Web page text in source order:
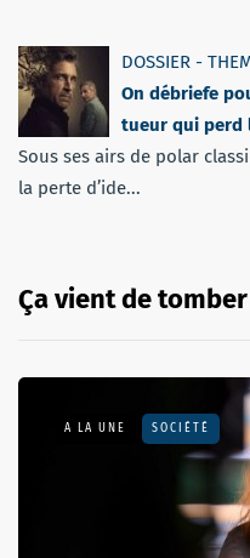
DOSSIER -
On débriefe
tueur qui perd
Sous ses airs de polar
la perte d’ide...
Ça vient de tomber
A LA UNE SOCIÉTÉ